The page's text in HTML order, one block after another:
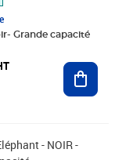
Grande capacité